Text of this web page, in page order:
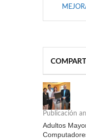
Publicación
Adultos